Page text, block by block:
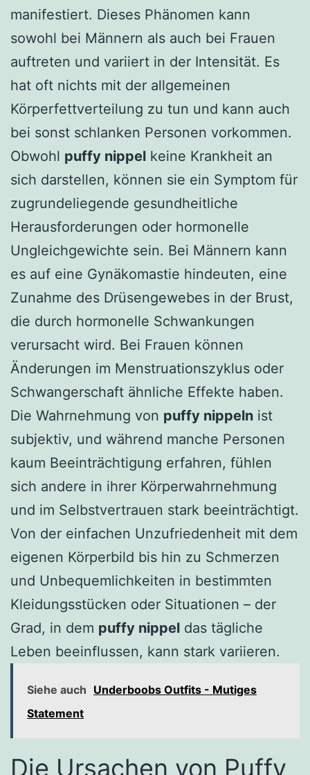
manifestiert. Dieses Phänomen kann
sowohl bei Männern als auch bei Frauen
auftreten und variiert in der Intensität. Es
hat oft nichts mit der allgemeinen
Körperfettverteilung zu tun und kann auch
bei sonst schlanken Personen vorkommen.
Obwohl puffy nippel keine Krankheit an
sich darstellen, können sie ein Symptom für
zugrundeliegende gesundheitliche
Herausforderungen oder hormonelle
Ungleichgewichte sein. Bei Männern kann
es auf eine Gynäkomastie hindeuten, eine
Zunahme des Drüsengewebes in der Brust,
die durch hormonelle Schwankungen
verursacht wird. Bei Frauen können
Änderungen im Menstruationszyklus oder
Schwangerschaft ähnliche Effekte haben.
Die Wahrnehmung von puffy nippeln ist
subjektiv, und während manche Personen
kaum Beeinträchtigung erfahren, fühlen
sich andere in ihrer Körperwahrnehmung
und im Selbstvertrauen stark beeinträchtigt.
Von der einfachen Unzufriedenheit mit dem
eigenen Körperbild bis hin zu Schmerzen
und Unbequemlichkeiten in bestimmten
Kleidungsstücken oder Situationen – der
Grad, in dem puffy nippel das tägliche
Leben beeinflussen, kann stark variieren.
Siehe auch Underboobs Outfits - Mutiges
Statement
Die Ursachen von Puffy